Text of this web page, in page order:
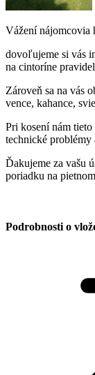
Vážení nájomcovia
​dovoľujeme si vás
na cintoríne
​Zároveň sa na vás
vence, kahance,
Pri kosení nám
technické
​Ďakujeme za vašu
poriadku na
Podrobnosti o